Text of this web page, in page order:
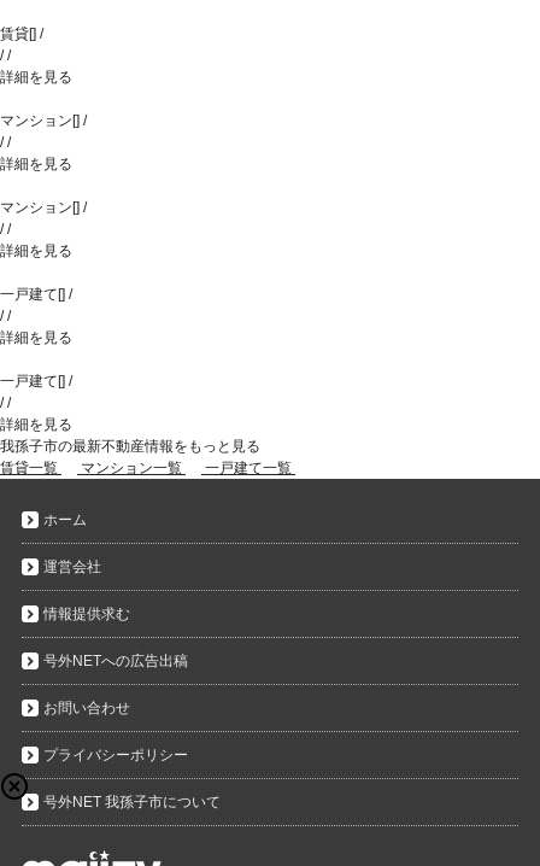
賃貸[] /
//
詳細を見る
マンション[] /
//
詳細を見る
マンション[] /
//
詳細を見る
一戸建て[] /
//
詳細を見る
一戸建て[] /
//
詳細を見る
我孫子市の最新不動産情報をもっと見る
賃貸一覧
マンション一覧 一戸建て一覧
ホーム
運営会社
情報提供求む
号外NETへの広告出稿
お問い合わせ
プライバシーポリシー
号外NET 我孫子市について